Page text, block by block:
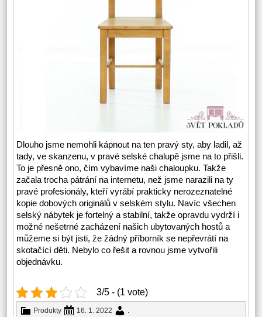
Dlouho jsme nemohli kápnout na ten pravý sty, aby ladil, až
tady, ve skanzenu, v pravé selské chalupě jsme na to přišli.
To je přesně ono, čím vybavíme naši chaloupku. Takže
začala trocha pátrání na internetu, než jsme narazili na ty
pravé profesionály, kteří vyrábí prakticky nerozeznatelné
kopie dobových originálů v selském stylu. Navíc všechen
selský nábytek je fortelný a stabilní, takže opravdu vydrží i
možné nešetrné zacházení našich ubytovaných hostů a
můžeme si být jisti, že žádný příborník se nepřevrátí na
skotačící děti. Nebylo co řešit a rovnou jsme vytvořili
objednávku.
3/5 - (1 vote)
Produkty 16. 1. 2022 .